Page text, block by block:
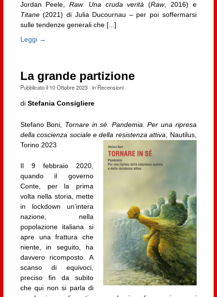
Jordan Peele,Raw. Una cruda verità (Raw, 2016) e
Titane(2021) di Julia Ducournau – per poi soffermarsi
sulle tendenze generali che [...]
Leggi →
La grande partizione
Pubblicato il 10 Ottobre 2023· in Recensioni·
di Stefania Consigliere
Stefano Boni, Tornare in sé. Pandemia. Per una ripresa
della coscienza sociale e della resistenza attiva , Nautilus,
Torino 2023
Il 9 febbraio 2020,
quando il governo
Conte, per la prima
volta nella storia, mette
in lockdown un’intera
nazione, nella
popolazione italiana si
apre una frattura che
niente, in seguito, ha
davvero ricomposto. A
scanso di equivoci,
preciso fin da subito
che qui non si parla di